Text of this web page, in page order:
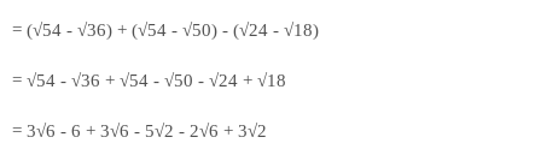
= (√54 - √36) + (√54 - √50) - (√24 - √18)
= √54 - √36 + √54 - √50 - √24 + √18
= 3√6 - 6 + 3√6 - 5√2 - 2√6 + 3√2